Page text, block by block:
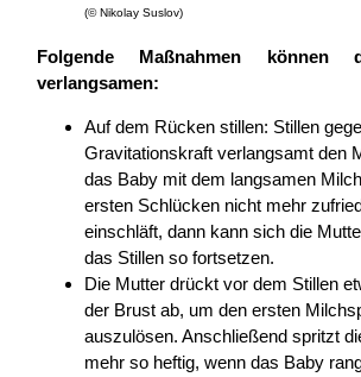
(© Nikolay Suslov)
Folgende Maßnahmen können
verlangsamen:
Auf dem Rücken stillen: Stillen
Gravitationskraft verlangsamt den
das Baby mit dem langsamen
ersten Schlücken nicht mehr
einschläft, dann kann sich die
das Stillen so fortsetzen.
Die Mutter drückt vor dem Stillen
der Brust ab, um den ersten
auszulösen. Anschließend spritzt
mehr so heftig, wenn das Baby